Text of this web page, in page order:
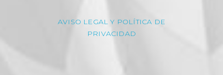
AVISO LEGAL Y POLÍTICA DE
PRIVACIDAD